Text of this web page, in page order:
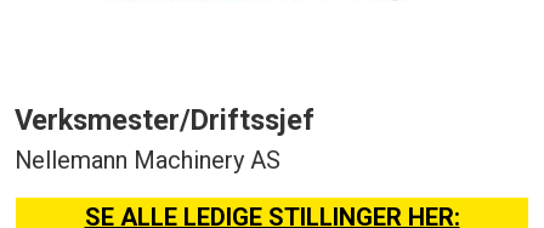
Verksmester/Driftssjef
Nellemann Machinery AS
SE ALLE LEDIGE STILLINGER HER: